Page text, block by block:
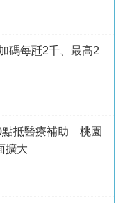
碼每瓩2千、最高2
點抵醫療補助 桃園
擴大